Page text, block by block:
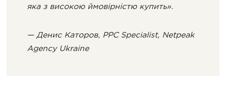
яка з високою ймовірністю купить».
— Денис Каторов, PPC Specialist, Netpeak
Agency Ukraine